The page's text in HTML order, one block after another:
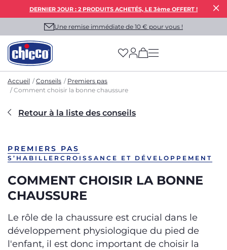
DERNIER JOUR : 2 PRODUITS ACHETÉS, LE 3ème OFFERT !
Une remise immédiate de 10 € pour vous !
(has more options
Accueil Conseils
Premiers pas
Comment choisir la bonne chaussure
Retour à la liste des conseils
PREMIERS PAS
S’HABILLER CROISSANCE ET DÉVELOPPEMENT
COMMENT CHOISIR LA BONNE
CHAUSSURE
Le rôle de la chaussure est crucial dans le
développement physiologique du pied de
l'enfant, il est donc important de choisir la